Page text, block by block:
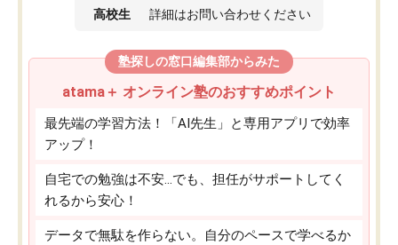
高校生 詳細はお問い合わせください
塾探しの窓口編集部からみた
atama＋ オンライン塾のおすすめポイント
最先端の学習方法！「AI先生」と専用アプリで効率
アップ！
自宅での勉強は不安…でも、担任がサポートしてく
れるから安心！
データで無駄を作らない。自分のペースで学べるか